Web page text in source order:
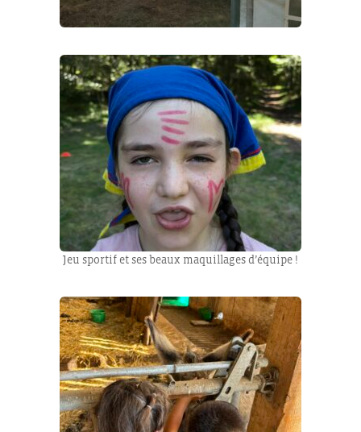
Jeu sportif et ses beaux maquillages d’équipe !